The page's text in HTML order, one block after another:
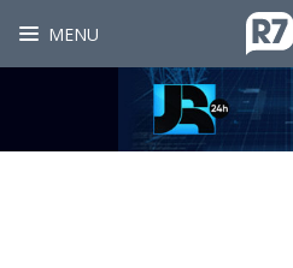
MENU